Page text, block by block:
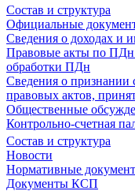
Состав и структура
Официальные
Сведения о доходах и
Правовые акты по ПДн
обработки ПДн
Сведения о
правовых актов,
Общественные
Контрольно-счетная
Состав и структура
Новости
Нормативные
Документы КСП